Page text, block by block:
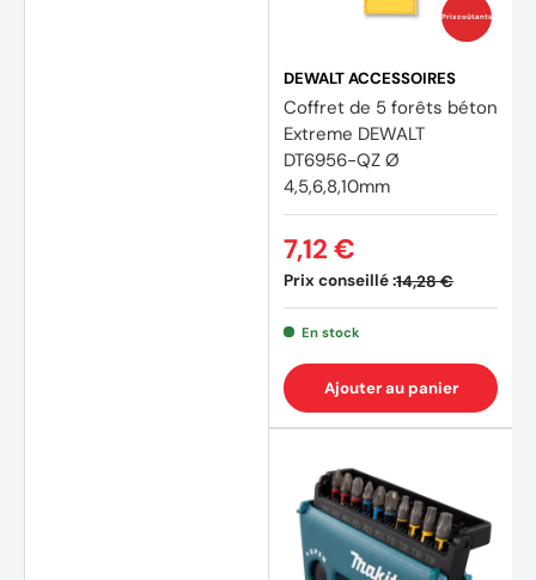
Prix coûtants
DEWALT ACCESSOIRES
Coffret de 5 forêts béton
Extreme DEWALT
DT6956-QZ Ø
4,5,6,8,10mm
Prix conseillé :14,28 €
7,12 €
En stock
Ajouter au panier